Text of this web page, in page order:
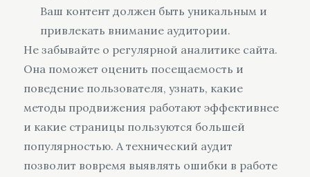
Ваш контент должен быть уникальным и
привлекать внимание аудитории.
Не забывайте о регулярной аналитике сайта.
Она поможет оценить посещаемость и
поведение пользователя, узнать, какие
методы продвижения работают эффективнее
и какие страницы пользуются большей
популярностью. А технический аудит
позволит вовремя выявлять ошибки в работе